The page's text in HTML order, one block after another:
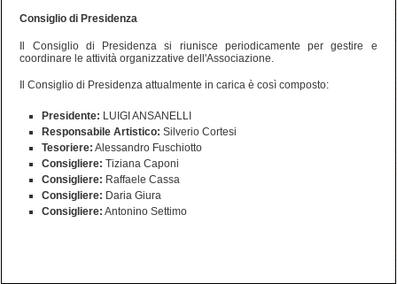
Consiglio di Presidenza
Il Consiglio di Presidenza si riunisce periodicamente per gestire e
coordinare le attività organizzative dell'Associazione.
Il Consiglio di Presidenza attualmente in carica è così composto:
Presidente: LUIGI ANSANELLI
Responsabile Artistico: Silverio Cortesi
Tesoriere: Alessandro Fuschiotto
Consigliere: Tiziana Caponi
Consigliere: Raffaele Cassa
Consigliere: Daria Giura
Consigliere: Antonino Settimo